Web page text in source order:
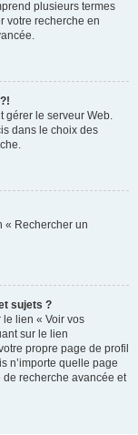
plusieurs termes
votre recherche en
gérer le serveur Web.
dans le choix des
« Rechercher un
sujets ?
lien « Voir vos
sur le lien
propre page de profil
n’importe quelle page
recherche avancée et